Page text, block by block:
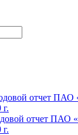
отчет
отчет ПАО